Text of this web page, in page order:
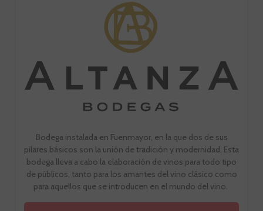
Bodega instalada en Fuenmayor, en la que dos de sus
pilares básicos son la unión de tradición y modernidad. Esta
bodega lleva a cabo la elaboración de vinos para todo tipo
de públicos, tanto para los amantes del vino clásico como
para aquellos que se introducen en el mundo del vino.